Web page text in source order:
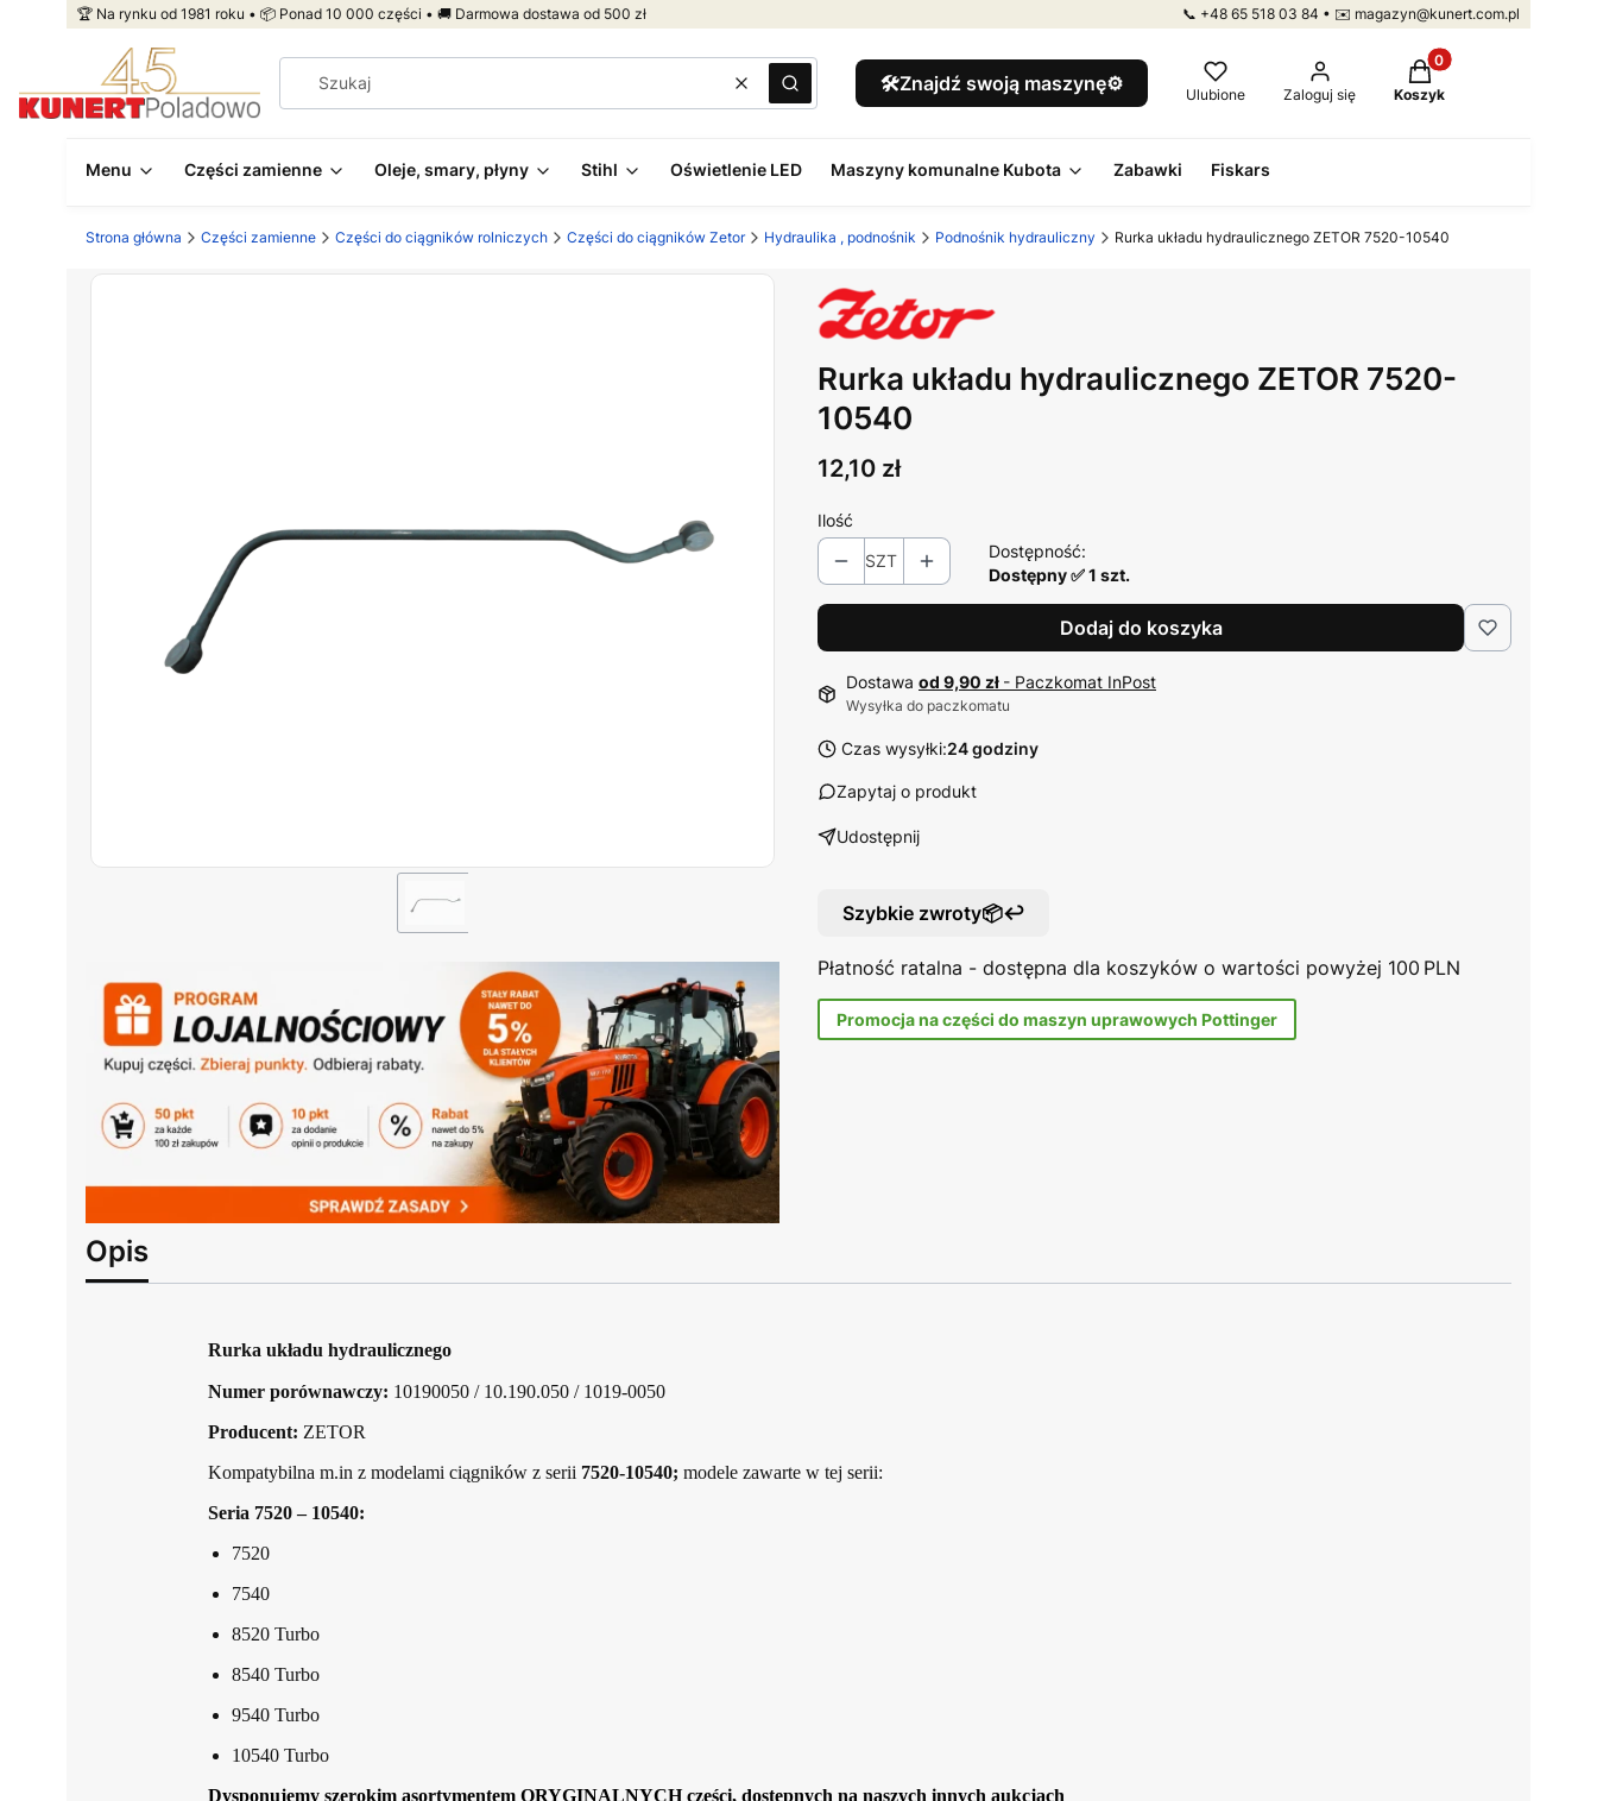
🏆 Na rynku od 1981 roku • 📦 Ponad 10 000 części • 🚚 Darmowa dostawa od 500 zł 📞 +48 65 518 03 84 • ✉️ magazyn@kunert.com.pl
WyczyśćSzukaj 🛠️Znajdź swoją maszynę⚙️ Ulubione Zaloguj się
Produkty w koszyku:
Koszyk
Menu Części zamienne Oleje, smary, płyny Stihl Oświetlenie LED Maszyny komunalne Kubota Zabawki Fiskars
Strona główna Części zamienne Części do ciągników rolniczych Części do ciągników Zetor Hydraulika , podnośnik Podnośnik hydrauliczny Rurka układu hydraulicznego ZETOR 7520-10540
Rurka układu hydraulicznego ZETOR 7520-
10540
Cena
12,10 zł
Ilość
SZT
Dostępność:
Dostępny ✅ 1 szt.
Dodaj do koszyka
Dostawa od 9,90 zł - Paczkomat InPost
Wysyłka do paczkomatu
Czas wysyłki:24 godziny
Zapytaj o produkt
Udostępnij
Szybkie zwroty📦↩️
Płatność ratalna - dostępna dla koszyków o wartości powyżej 100 PLN
Promocja na części do maszyn uprawowych Pottinger
Opis
Rurka układu hydraulicznego
Numer porównawczy: 10190050 / 10.190.050 / 1019-0050
Producent: ZETOR
Kompatybilna m.in z modelami ciągników z serii 7520-10540; modele zawarte w tej serii:
Seria 7520 – 10540:
7520
7540
8520 Turbo
8540 Turbo
9540 Turbo
10540 Turbo
Dysponujemy szerokim asortymentem ORYGINALNYCH części, dostępnych na naszych innych aukcjach